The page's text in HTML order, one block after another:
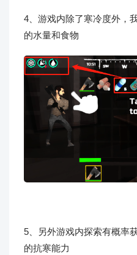
4、游戏内除了寒冷度外，
的水量和食物
5、另外游戏内探索有概率
的抗寒能力